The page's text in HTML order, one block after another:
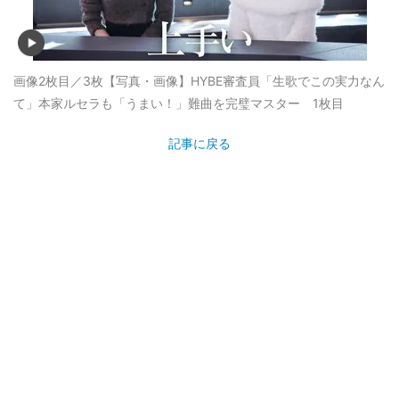
画像2枚目／3枚 【写真・画像】HYBE審査員「生歌でこの実力なん
て」本家ルセラも「うまい！」難曲を完璧マスター 1枚目
記事に戻る